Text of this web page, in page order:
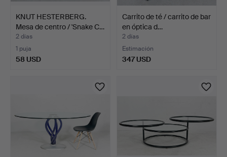
KNUT HESTERBERG.
Mesa de centro / 'Snake C…
2 días
1 puja
58 USD
Carrito de té / carrito de bar
en óptica d…
2 días
Estimación
347 USD